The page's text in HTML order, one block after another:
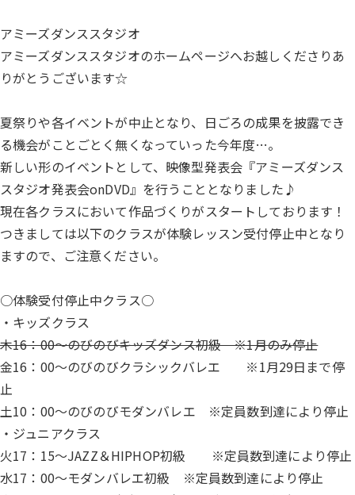
アミーズダンススタジオ
アミーズダンススタジオのホームページへお越しくださりあ
りがとうございます☆
夏祭りや各イベントが中止となり、日ごろの成果を披露でき
る機会がことごとく無くなっていった今年度…。
新しい形のイベントとして、映像型発表会『アミーズダンス
スタジオ発表会onDVD』を行うこととなりました♪
現在各クラスにおいて作品づくりがスタートしております！
つきましては以下のクラスが体験レッスン受付停止中となり
ますので、ご注意ください。
○体験受付停止中クラス○
・キッズクラス
木16：00～のびのびキッズダンス初級 ※1月のみ停止
金16：00～のびのびクラシックバレエ ※1月29日まで停
止
土10：00～のびのびモダンバレエ ※定員数到達により停止
・ジュニアクラス
火17：15～JAZZ＆HIPHOP初級 ※定員数到達により停止
水17：00～モダンバレエ初級 ※定員数到達により停止